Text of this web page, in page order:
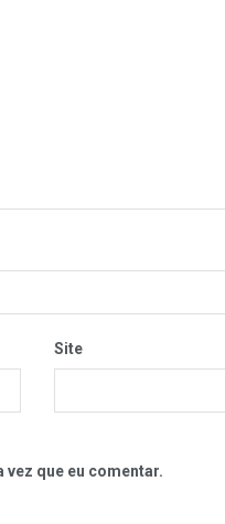
Site
que eu comentar.